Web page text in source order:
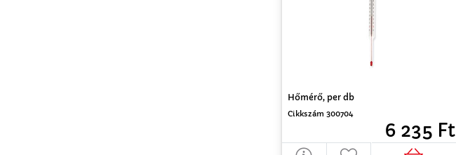
Hőmérő, per db
Cikkszám 300704
6 235 Ft